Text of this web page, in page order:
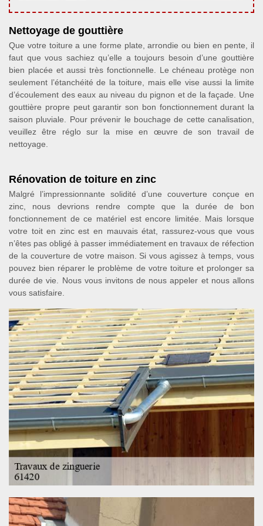
Nettoyage de gouttière
Que votre toiture a une forme plate, arrondie ou bien en pente, il
faut que vous sachiez qu’elle a toujours besoin d’une gouttière
bien placée et aussi très fonctionnelle. Le chéneau protège non
seulement l’étanchéité de la toiture, mais elle vise aussi la limite
d’écoulement des eaux au niveau du pignon et de la façade. Une
gouttière propre peut garantir son bon fonctionnement durant la
saison pluviale. Pour prévenir le bouchage de cette canalisation,
veuillez être réglo sur la mise en œuvre de son travail de
nettoyage.
Rénovation de toiture en zinc
Malgré l’impressionnante solidité d’une couverture conçue en
zinc, nous devrions rendre compte que la durée de bon
fonctionnement de ce matériel est encore limitée. Mais lorsque
votre toit en zinc est en mauvais état, rassurez-vous que vous
n’êtes pas obligé à passer immédiatement en travaux de réfection
de la couverture de votre maison. Si vous agissez à temps, vous
pouvez bien réparer le problème de votre toiture et prolonger sa
durée de vie. Nous vous invitons de nous appeler et nous allons
vous satisfaire.